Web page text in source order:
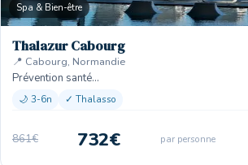
Spa & Bien-être
Thalazur Cabourg
📍 Cabourg, Normandie
Prévention santé…
🌙 3-6n ✓ Thalasso
861€ 732€ par personne